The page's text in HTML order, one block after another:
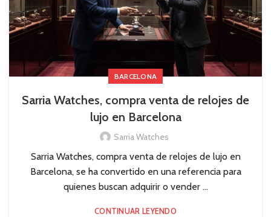
BARCELONA
Sarria Watches, compra venta de relojes de
lujo en Barcelona
Sarria Watches
Sarria Watches, compra venta de relojes de lujo en
Barcelona, se ha convertido en una referencia para
quienes buscan adquirir o vender ...
CONTINUAR LEYENDO